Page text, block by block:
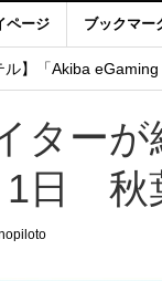
ページ ブックマー
時】ココシル：アカ
ル】「Akiba
ター
1日 秋